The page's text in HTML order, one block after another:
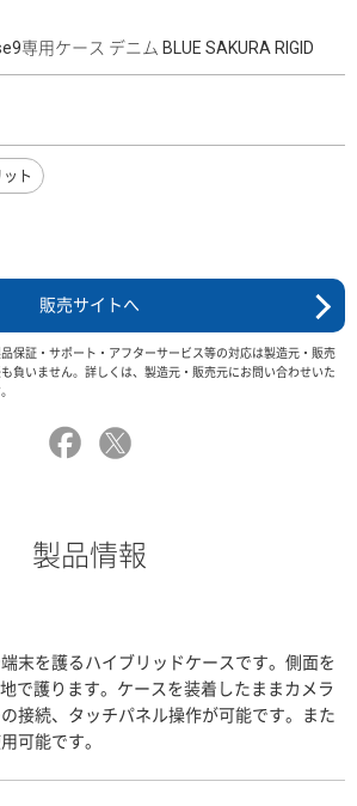
専用ケース デニム BLUE SAKURA RIGID
ット
販売サイトへ
保証・サポート・アフターサービス等の対応は製造元・販売
負いません。詳しくは、製造元・販売元にお問い合わせいた
製品情報
末を護るハイブリッドケースです。側面を
で護ります。ケースを装着したままカメラ
接続、タッチパネル操作が可能です。また
可能です。